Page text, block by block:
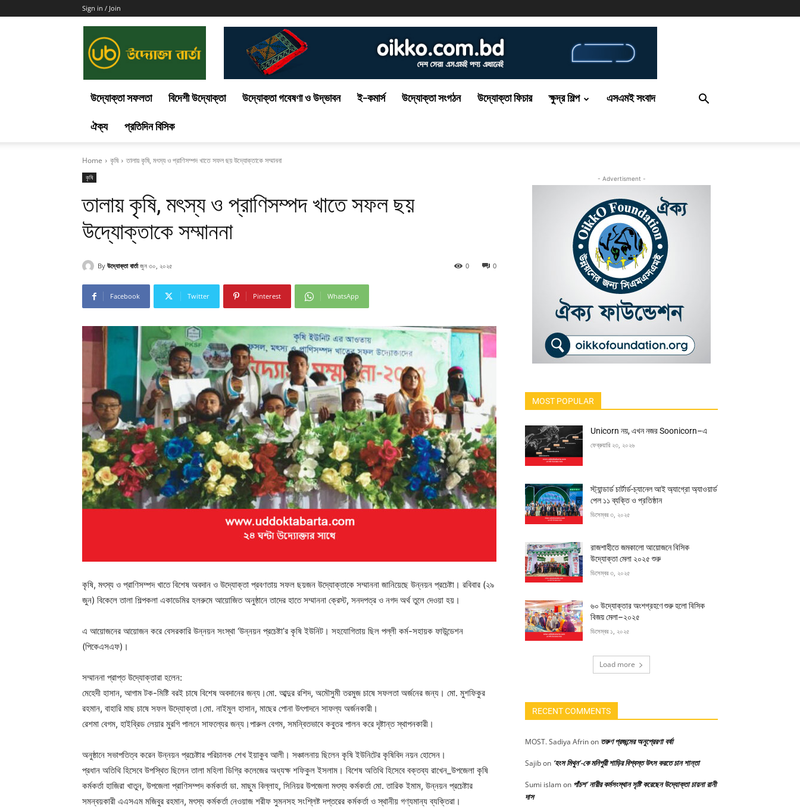
Sign in / Join
উদ্যোক্তা সফলতা বিদেশী উদ্যোক্তা উদ্যোক্তা গবেষণা ও উদ্ভাবন ই-কমার্স উদ্যোক্তা সংগঠন উদ্যোক্তা ফিচার ক্ষুদ্র শিল্প এসএমই সংবাদ
ঐক্য প্রতিদিন বিসিক
Home কৃষি তালায় কৃষি, মৎস্য ও প্রাণিসম্পদ খাতে সফল ছয় উদ্যোক্তাকে সম্মাননা
কৃষি
তালায় কৃষি, মৎস্য ও প্রাণিসম্পদ খাতে সফল ছয়
উদ্যোক্তাকে সম্মাননা
By উদ্যোক্তা বার্তা জুন ৩০, ২০২৫ 0
0
Facebook Twitter Pinterest WhatsApp
কৃষি, মৎস্য ও প্রাণিসম্পদ খাতে বিশেষ অবদান ও উদ্যোক্তা প্রবণতায় সফল ছয়জন উদ্যোক্তাকে সম্মাননা জানিয়েছে উন্নয়ন প্রচেষ্টা। রবিবার (২৯
জুন) বিকেলে তালা শিল্পকলা একাডেমির হলরুমে আয়োজিত অনুষ্ঠানে তাদের হাতে সম্মাননা ক্রেস্ট, সনদপত্র ও নগদ অর্থ তুলে দেওয়া হয়।
এ আয়োজনের আয়োজন করে বেসরকারি উন্নয়ন সংস্থা ‘উন্নয়ন প্রচেষ্টা’র কৃষি ইউনিট। সহযোগিতায় ছিল পল্লী কর্ম-সহায়ক ফাউন্ডেশন
(পিকেএসএফ)।
সম্মাননা প্রাপ্ত উদ্যোক্তারা হলেন:
মেহেদী হাসান, আগাম টক-মিষ্টি বরই চাষে বিশেষ অবদানের জন্য।মো. আব্দুর রশিদ, অমৌসুমী তরমুজ চাষে সফলতা অর্জনের জন্য। মো. মুশফিকুর
রহমান, বাহারি মাছ চাষে সফল উদ্যোক্তা।মো. নাইমুল হাসান, মাছের পোনা উৎপাদনে সাফল্য অর্জনকারী।
রেশমা বেগম, হাইব্রিড লেয়ার মুরগি পালনে সাফল্যের জন্য।পারুল বেগম, সমন্বিতভাবে কবুতর পালন করে দৃষ্টান্ত স্থাপনকারী।
অনুষ্ঠানে সভাপতিত্ব করেন উন্নয়ন প্রচেষ্টার পরিচালক শেখ ইয়াকুব আলী। সঞ্চালনায় ছিলেন কৃষি ইউনিটের কৃষিবিদ নয়ন হোসেন।
প্রধান অতিথি হিসেবে উপস্থিত ছিলেন তালা মহিলা ডিগ্রি কলেজের অধ্যক্ষ শফিকুল ইসলাম। বিশেষ অতিথি হিসেবে বক্তব্য রাখেন_উপজেলা কৃষি
কর্মকর্তা হাজিরা খাতুন, উপজেলা প্রাণিসম্পদ কর্মকর্তা ডা. মাছুম বিল্লাহ, সিনিয়র উপজেলা মৎস্য কর্মকর্তা মো. তারিক ইমাম, উন্নয়ন প্রচেষ্টার
সমন্বয়কারী এএসএম মজিবুর রহমান, মৎস্য কর্মকর্তা নেওয়াজ শরীফ সুমনসহ সংশ্লিষ্ট দপ্তরের কর্মকর্তা ও স্থানীয় গণ্যমান্য ব্যক্তিরা।
- Advertisment -
MOST POPULAR
Unicorn নয়, এখন নজর Soonicorn–এ
ফেব্রুয়ারি ২৩, ২০২৬
স্ট্যান্ডার্ড চার্টার্ড-চ্যানেল আই অ্যাগ্রো অ্যাওয়ার্ড
পেল ১১ ব্যক্তি ও প্রতিষ্ঠান
ডিসেম্বর ৩, ২০২৫
রাজশাহীতে জমকালো আয়োজনে বিসিক
উদ্যোক্তা মেলা ২০২৫ শুরু
ডিসেম্বর ৩, ২০২৫
৬০ উদ্যোক্তার অংশগ্রহণে শুরু হলো বিসিক
বিজয় মেলা–২০২৫
ডিসেম্বর ১, ২০২৫
Load more
RECENT COMMENTS
MOST. Sadiya Afrinon তরুণ প্রজন্মের অনুপ্রেরণা বর্ষা
Sajibon ‘হংস মিথুন’-কে মনিপুরী শাড়ির বিশ্বস্ত উৎস করতে চান শান্তা
Sumi islamon পাঁচশ’ নারীর কর্মসংস্থান সৃষ্টি করেছেন উদ্যোক্তা চায়না রানী
দাস